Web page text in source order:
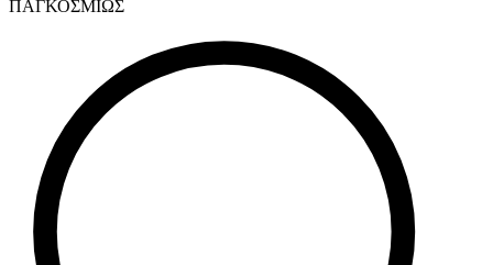
ΠΑΓΚΟΣΜΙΩΣ